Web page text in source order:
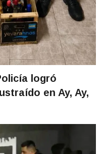
logró
en Ay, Ay,